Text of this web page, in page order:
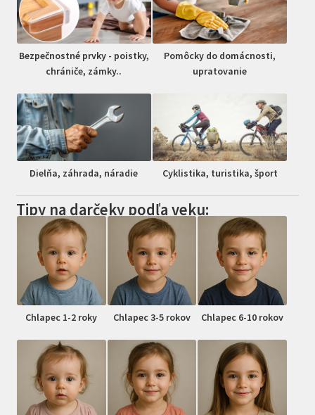
Bezpečnostné prvky - poistky,
chrániče, zámky..
Pomôcky do domácnosti,
upratovanie
Dielňa, záhrada, náradie Cyklistika, turistika, šport
Tipy na darčeky podľa veku:
Chlapec 1-2 roky Chlapec 3-5 rokov Chlapec 6-10 rokov